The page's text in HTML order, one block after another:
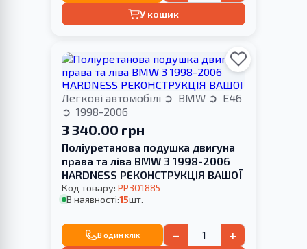
У кошик
Легкові автомобілі BMW
E46
1998-2006
3 340.00 грн
Поліуретанова подушка двигуна
права та ліва BMW 3 1998-2006
HARDNESS РЕКОНСТРУКЦІЯ ВАШОЇ
Код товару: PP301885
В наявності:15шт.
В один клік − +